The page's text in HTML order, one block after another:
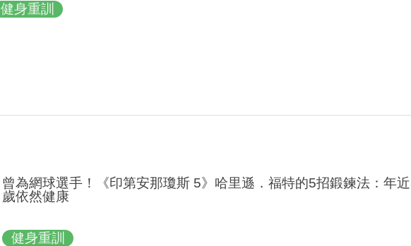
健身重訓
曾為網球選手！《印第安那瓊斯 5》哈里遜．福特的5招鍛鍊法：年
歲依然健康
健身重訓